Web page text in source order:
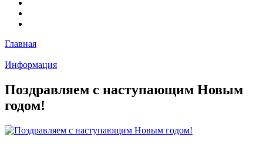
Главная
Информация
Поздравляем с наступающим Новым
годом!